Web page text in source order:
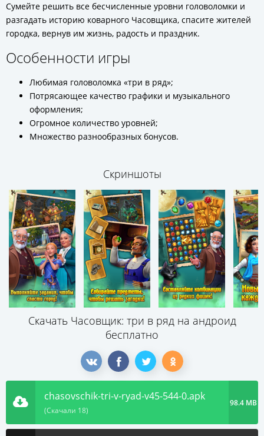
Сумейте решить все бесчисленные уровни головоломки и
разгадать историю коварного Часовщика, спасите жителей
городка, вернув им жизнь, радость и праздник.
Особенности игры
Любимая головоломка «три в ряд»;
Потрясающее качество графики и музыкального
оформления;
Огромное количество уровней;
Множество разнообразных бонусов.
Скриншоты
Скачать Часовщик: три в ряд на андроид
бесплатно
chasovschik-tri-v-ryad-v45-544-0.apk
(Скачали 18)
98.4 MB